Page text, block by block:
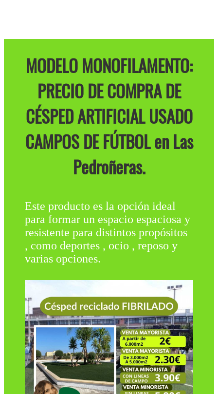
MODELO MONOFILAMENTO:
PRECIO DE COMPRA DE
CÉSPED ARTIFICIAL USADO
CAMPOS DE FÚTBOL en Las
Pedroñeras.
Este producto es la opción ideal
para formar un espacio espaciosa y
resistente para distintos propósitos
, como deportes , ocio , reposo y
varias opciones.